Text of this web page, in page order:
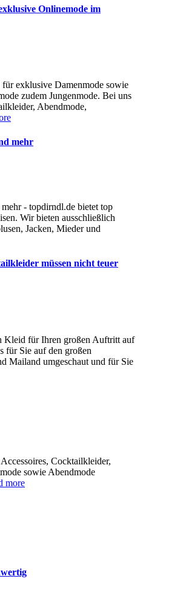
Onlinemode im
exklusive Damenmode sowie
zudem Jungenmode. Bei uns
Abendmode,
mehr
- topdirndl.de bietet top
Wir bieten ausschließlich
Jacken, Mieder und
müssen nicht teuer
Kleid für Ihren großen Auftritt auf
für Sie auf den großen
Mailand umgeschaut und für Sie
Cocktailkleider,
sowie Abendmode
more